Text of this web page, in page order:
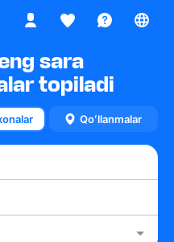
sara
topiladi
Qoʻllanmalar